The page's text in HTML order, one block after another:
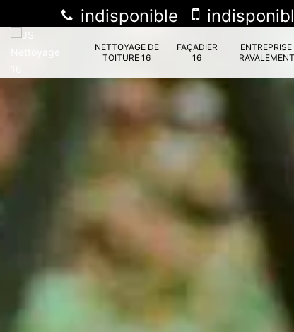
indisponible
NETTOYAGE DE
TOITURE 16
FAÇADIER
16
ENTREPRISE